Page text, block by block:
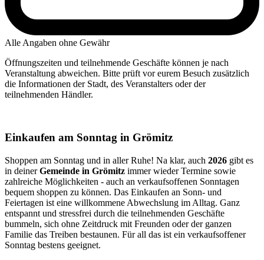
Alle Angaben ohne Gewähr
Öffnungszeiten und teilnehmende Geschäfte können je nach
Veranstaltung abweichen. Bitte prüft vor eurem Besuch zusätzlich
die Informationen der Stadt, des Veranstalters oder der
teilnehmenden Händler.
Einkaufen am Sonntag in Grömitz
Shoppen am Sonntag und in aller Ruhe! Na klar, auch 2026 gibt es
in deinerGemeinde in Grömitz immer wieder Termine sowie
zahlreiche Möglichkeiten - auch an verkaufsoffenen Sonntagen
bequem shoppen zu können. Das Einkaufen an Sonn- und
Feiertagen ist eine willkommene Abwechslung im Alltag. Ganz
entspannt und stressfrei durch die teilnehmenden Geschäfte
bummeln, sich ohne Zeitdruck mit Freunden oder der ganzen
Familie das Treiben bestaunen. Für all das ist ein verkaufsoffener
Sonntag bestens geeignet.